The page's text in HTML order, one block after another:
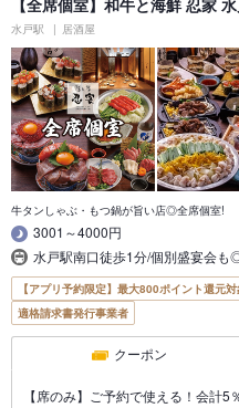
【全席個室】和牛と海鮮 忍家
水戸駅 居酒屋
牛タンしゃぶ・もつ鍋が旨い店◎全席個室!
3001～4000円
水戸駅南口徒歩1分/個別盛宴会も
【アプリ予約限定】最大800ポイント還元
適格請求書発行事業者
クーポン
【席のみ】ご予約で使える！会計5